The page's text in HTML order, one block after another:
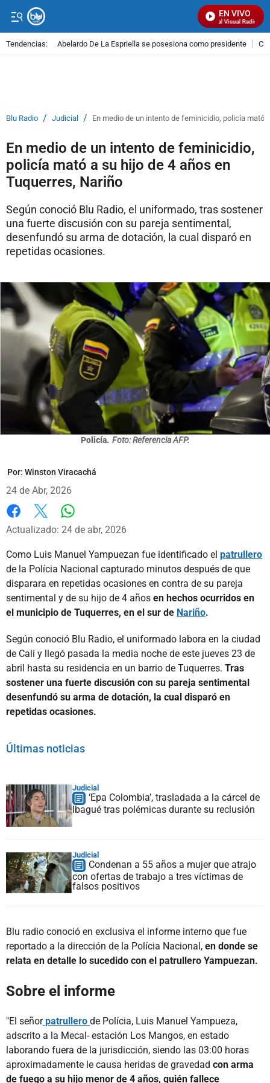
EN VIVO
Señal Visual Radio
Tendencias: Abelardo De La Espriella se posesiona como presidente
Blu Radio / Judicial / En medio de un intento de feminicidio, policía mató
En medio de un intento de feminicidio,
policía mató a su hijo de 4 años en
Tuquerres, Nariño
Según conoció Blu Radio, el uniformado, tras sostener
una fuerte discusión con su pareja sentimental,
desenfundó su arma de dotación, la cual disparó en
repetidas ocasiones.
Policía. Foto: Referencia AFP.
Por: Winston Viracachá
24 de Abr, 2026
Facebook
X
Actualizado: 24 de abr, 2026
Como Luis Manuel Yampuezan fue identificado el patrullero
de la Polícia Nacional capturado minutos después de que
disparara en repetidas ocasiones en contra de su pareja
sentimental y de su hijo de 4 años en hechos ocurridos en
el municipio de Tuquerres, en el sur de Nariño.
Según conoció Blu Radio, el uniformado labora en la ciudad
de Cali y llegó pasada la media noche de este jueves 23 de
abril hasta su residencia en un barrio de Tuquerres. Tras
sostener una fuerte discusión con su pareja sentimental
desenfundó su arma de dotación, la cual disparó en
repetidas ocasiones.
Últimas noticias
Judicial
‘Epa Colombia’, trasladada a la cárcel de
Ibagué tras polémicas durante su reclusión
Judicial
Condenan a 55 años a mujer que atrajo
con ofertas de trabajo a tres víctimas de
falsos positivos
Blu radio conoció en exclusiva el informe interno que fue
reportado a la dirección de la Polícia Nacional, en donde se
relata en detalle lo sucedido con el patrullero Yampuezan.
Sobre el informe
"El señor patrullero de Polícia, Luis Manuel Yampueza,
adscrito a la Mecal- estación Los Mangos, en estado
laborando fuera de la jurisdicción, siendo las 03:00 horas
aproximadamente le causa heridas de gravedad con arma
de fuego a su hijo menor de 4 años, quién fallece